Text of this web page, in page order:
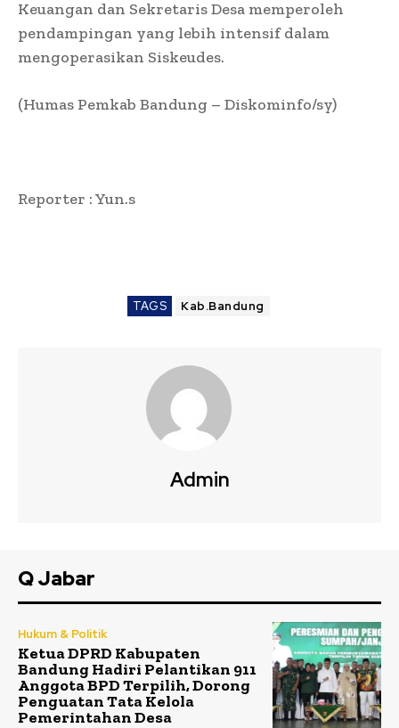
Keuangan dan Sekretaris Desa memperoleh
pendampingan yang lebih intensif dalam
mengoperasikan Siskeudes.
(Humas Pemkab Bandung – Diskominfo/sy)
Reporter : Yun.s
TAGS Kab.Bandung
Admin
Q Jabar
Hukum & Politik
Ketua DPRD Kabupaten
Bandung Hadiri Pelantikan 911
Anggota BPD Terpilih, Dorong
Penguatan Tata Kelola
Pemerintahan Desa